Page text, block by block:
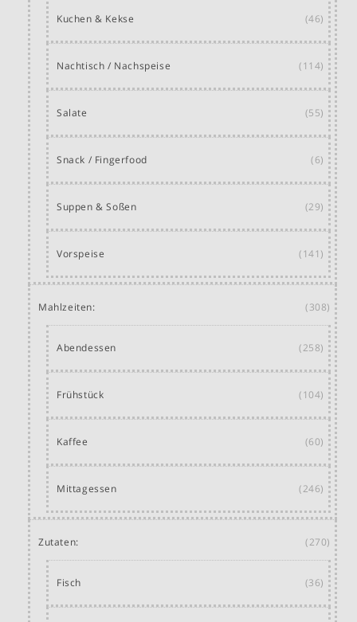
Kuchen & Kekse (46)
Nachtisch / Nachspeise (114)
Salate (55)
Snack / Fingerfood (6)
Suppen & Soßen (29)
Vorspeise (141)
Mahlzeiten: (308)
Abendessen (258)
Frühstück (104)
Kaffee (60)
Mittagessen (246)
Zutaten: (270)
Fisch (36)